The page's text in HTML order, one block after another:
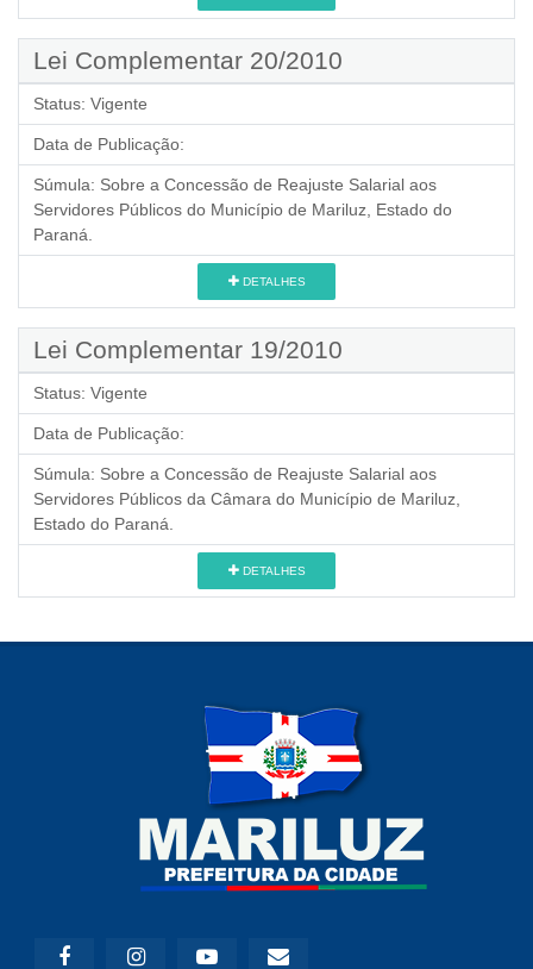
Lei Complementar 20/2010
Status: Vigente
Data de Publicação:
Súmula: Sobre a Concessão de Reajuste Salarial aos
Servidores Públicos do Município de Mariluz, Estado do
Paraná.
DETALHES
Lei Complementar 19/2010
Status: Vigente
Data de Publicação:
Súmula: Sobre a Concessão de Reajuste Salarial aos
Servidores Públicos da Câmara do Município de Mariluz,
Estado do Paraná.
DETALHES